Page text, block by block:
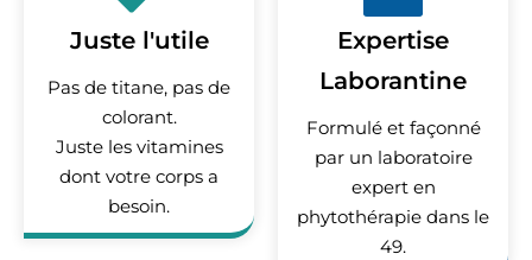
Juste l'utile
Pas de titane, pas de
colorant.
Juste les vitamines
dont votre corps a
besoin.
Expertise
Laborantine
Formulé et façonné
par un laboratoire
expert en
phytothérapie dans le
49.